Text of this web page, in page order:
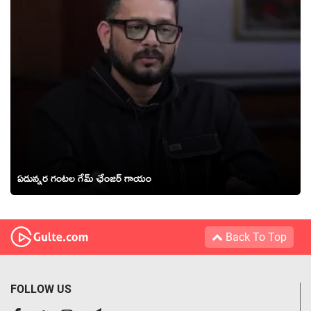
ఏడున్నర గంటల గేమ్ ఛేంజర్ గాయం
Back To Top
FOLLOW US